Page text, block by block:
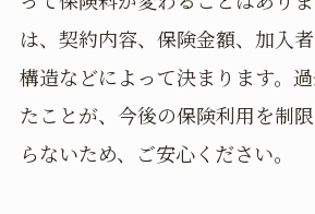
は、契約内容、保険金額、加入
構造などによって決まります。
たことが、今後の保険利用を制
らないため、ご安心ください。